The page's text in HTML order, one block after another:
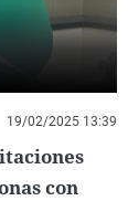
19/02/2025 13:39
con